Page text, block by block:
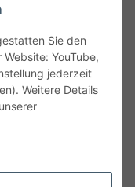
Sie den
YouTube,
jederzeit
Weitere Details